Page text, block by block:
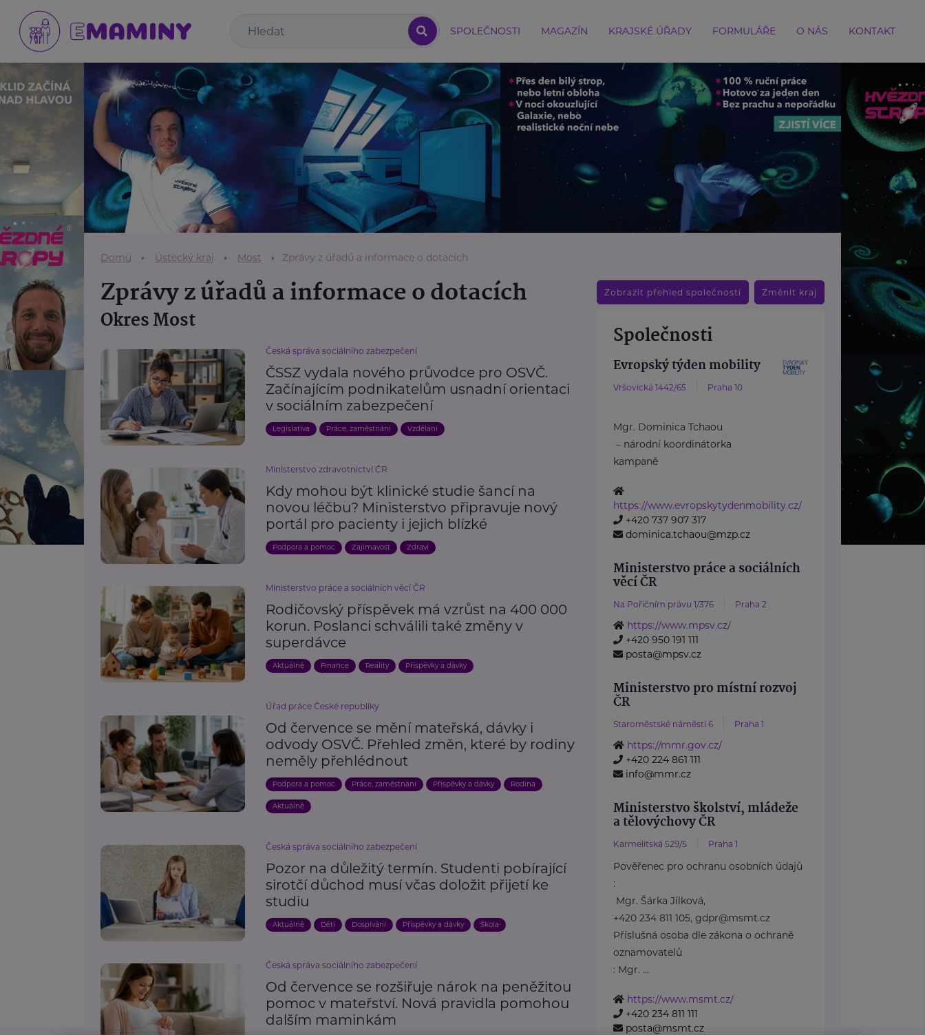
SPOLEČNOSTI MAGAZÍN KRAJSKÉ ÚŘADY FORMULÁŘE O NÁS KONTAKT
Domů Ústecký kraj Most Zprávy z úřadů a informace o dotacích
Zprávy z úřadů a informace o dotacích
Okres Most
Česká správa sociálního zabezpečení
ČSSZ vydala nového průvodce pro OSVČ.
Začínajícím podnikatelům usnadní orientaci
v sociálním zabezpečení
Legislativa Práce, zaměstnání Vzdělání
Ministerstvo zdravotnictví ČR
Kdy mohou být klinické studie šancí na
novou léčbu? Ministerstvo připravuje nový
portál pro pacienty i jejich blízké
Podpora a pomoc Zajímavost Zdraví
Ministerstvo práce a sociálních věcí ČR
Rodičovský příspěvek má vzrůst na 400 000
korun. Poslanci schválili také změny v
superdávce
Aktuálně Finance Reality Příspěvky a dávky
Úřad práce České republiky
Od července se mění mateřská, dávky i
odvody OSVČ. Přehled změn, které by rodiny
neměly přehlédnout
Podpora a pomoc Práce, zaměstnání Příspěvky a dávky Rodina
Aktuálně
Česká správa sociálního zabezpečení
Pozor na důležitý termín. Studenti pobírající
sirotčí důchod musí včas doložit přijetí ke
studiu
Aktuálně Děti Dospívání Příspěvky a dávky Škola
Česká správa sociálního zabezpečení
Od července se rozšiřuje nárok na peněžitou
pomoc v mateřství. Nová pravidla pomohou
dalším maminkám
Zobrazit přehled společností Změnit kraj
Společnosti
Evropský týden mobility
Vršovická 1442/65 Praha 10
Mgr. Dominica Tchaou
– národní koordinátorka
kampaně
https://www.evropskytydenmobility.cz/
+420 737 907 317
dominica.tchaou@mzp.cz
Ministerstvo práce a sociálních
věcí ČR
Na Poříčním právu 1/376 Praha 2
https://www.mpsv.cz/
+420 950 191 111
posta@mpsv.cz
Ministerstvo pro místní rozvoj
ČR
Staroměstské náměstí 6 Praha 1
https://mmr.gov.cz/
+420 224 861 111
info@mmr.cz
Ministerstvo školství, mládeže
a tělovýchovy ČR
Karmelitská 529/5 Praha 1
Pověřenec pro ochranu osobních údajů
:
Mgr. Šárka Jílková,
+420 234 811 105, gdpr@msmt.cz
Příslušná osoba dle zákona o ochraně
oznamovatelů
: Mgr. ...
https://www.msmt.cz/
+420 234 811 111
posta@msmt.cz